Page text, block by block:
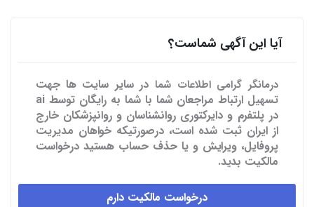
آیا این آگهی شماست؟
درمانگر گرامی اطلاعات شما در سایر سایت ها جهت
تسهیل ارتباط مراجعان شما با شما به رایگان توسط ai
در پلتفرم و دایرکتوری روانشناسان و روانپزشکان خارج
از ایران ثبت شده است، درصورتیکه خواهان مدیریت
پروفایل، ویرایش و یا حذف حساب هستید درخواست
مالکیت بدید.
درخواست مالکیت دارم